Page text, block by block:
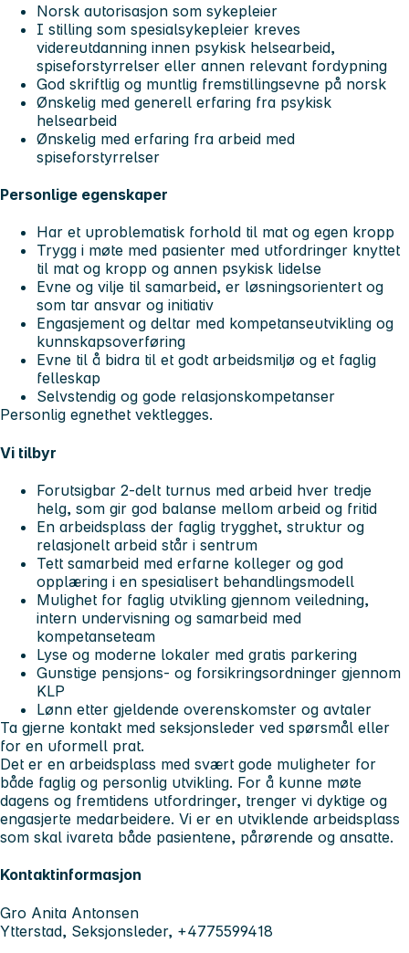
Norsk autorisasjon som sykepleier
I stilling som spesialsykepleier kreves
videreutdanning innen psykisk helsearbeid,
spiseforstyrrelser eller annen relevant fordypning
God skriftlig og muntlig fremstillingsevne på norsk
Ønskelig med generell erfaring fra psykisk
helsearbeid
Ønskelig med erfaring fra arbeid med
spiseforstyrrelser
Personlige egenskaper
Har et uproblematisk forhold til mat og egen kropp
Trygg i møte med pasienter med utfordringer knyttet
til mat og kropp og annen psykisk lidelse
Evne og vilje til samarbeid, er løsningsorientert og
som tar ansvar og initiativ
Engasjement og deltar med kompetanseutvikling og
kunnskapsoverføring
Evne til å bidra til et godt arbeidsmiljø og et faglig
felleskap
Selvstendig og gode relasjonskompetanser
Personlig egnethet vektlegges.
Vi tilbyr
Forutsigbar 2-delt turnus med arbeid hver tredje
helg, som gir god balanse mellom arbeid og fritid
En arbeidsplass der faglig trygghet, struktur og
relasjonelt arbeid står i sentrum
Tett samarbeid med erfarne kolleger og god
opplæring i en spesialisert behandlingsmodell
Mulighet for faglig utvikling gjennom veiledning,
intern undervisning og samarbeid med
kompetanseteam
Lyse og moderne lokaler med gratis parkering
Gunstige pensjons- og forsikringsordninger gjennom
KLP
Lønn etter gjeldende overenskomster og avtaler
Ta gjerne kontakt med seksjonsleder ved spørsmål eller
for en uformell prat.
Det er en arbeidsplass med svært gode muligheter for
både faglig og personlig utvikling. For å kunne møte
dagens og fremtidens utfordringer, trenger vi dyktige og
engasjerte medarbeidere. Vi er en utviklende arbeidsplass
som skal ivareta både pasientene, pårørende og ansatte.
Kontaktinformasjon
Gro Anita Antonsen
Ytterstad, Seksjonsleder, +4775599418